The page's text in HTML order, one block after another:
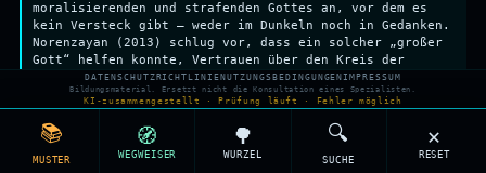
moralisierenden und strafenden Gottes an, vor dem es
kein Versteck gibt — weder im Dunkeln noch in Gedanken.
Norenzayan (2013) schlug vor, dass ein solcher „großer
Gott“ helfen konnte, Vertrauen über den Kreis der
Bekannten hinaus zu skalieren. Wichtig: Die kausale
Richtung ist umstritten — eine Analyse der Seshat-
Datenbank (Whitehouse et al. 2019/2023) zeigte, dass
moralisierende Götter in den meisten Weltregionen NACH
dem Anstieg sozialer Komplexität auftraten, nicht
davor, und dass ihnen gemeinsame Rituale vorausgingen.
📚
MUSTER
🧭
WEGWEISER
🌳
WURZEL
🔍
SUCHE
✕
RESET
DATENSCHUTZRICHTLINIENUTZUNGSBEDINGUNGENIMPRESSUM
Bildungsmaterial. Ersetzt nicht die Konsultation eines Spezialisten.
KI-zusammengestellt · Prüfung läuft · Fehler möglich